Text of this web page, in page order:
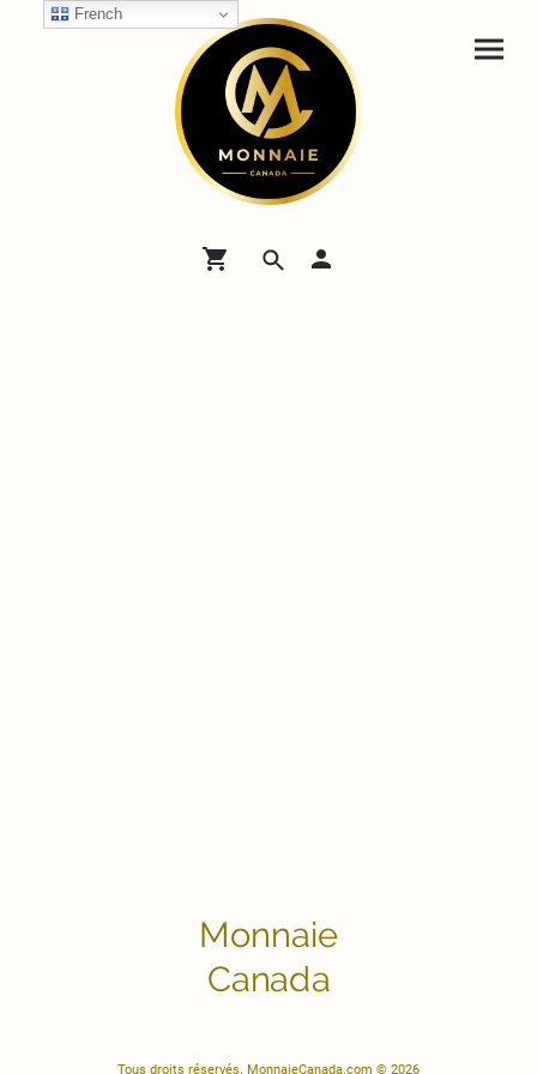
Monnaie
Canada
Tous droits réservés. MonnaieCanada.com © 2026
French